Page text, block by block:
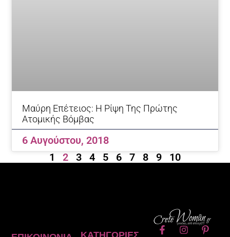
Μαύρη Επέτειος: Η Ρίψη Της Πρώτης
Ατομικής Βόμβας
6 Αυγούστου, 2018
1
2 3 4 5 6 7 8 9 10
F
I
P